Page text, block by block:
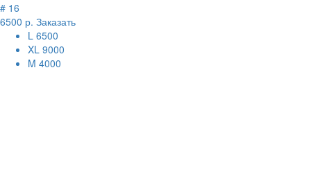
# 16
6500 р. Заказать
L 6500
XL 9000
M 4000